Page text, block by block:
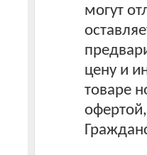
могут
цену и
товаре